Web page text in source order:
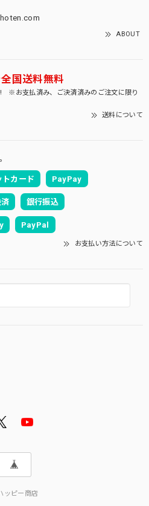
ABOUT
全国送料無料
※お支払済み、ご決済済みのご注文に限り
送料について
トカード PayPay
銀行振込
PayPal
お支払い方法について
ッピー商店